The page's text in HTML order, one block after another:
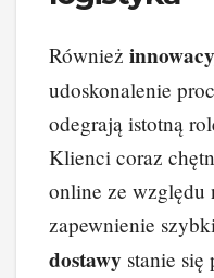
Również
udoskonalenie
odegrają istotną
Klienci coraz
online ze względu
zapewnienie
dostawy stanie się